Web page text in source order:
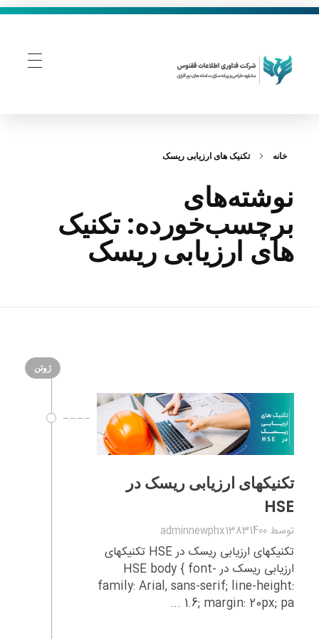
خانه تکنیک‌ های ارزیابی ریسک
نوشته‌های
برچسب‌خورده: تکنیک‌
های ارزیابی ریسک
ژوئن
تکنیکهای ارزیابی ریسک در
HSE
توسط adminnewphx13831400
تکنیکهای ارزیابی ریسک در HSE تکنیکهای
ارزیابی ریسک در HSE body { font-
family: Arial, sans-serif; line-height:
1.6; margin: 20px; pa ...